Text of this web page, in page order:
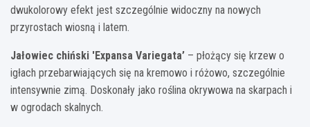
dwukolorowy efekt jest szczególnie widoczny na nowych
przyrostach wiosną i latem.
Jałowiec chiński 'Expansa Variegata’ – płożący się krzew o
igłach przebarwiających się na kremowo i różowo, szczególnie
intensywnie zimą. Doskonały jako roślina okrywowa na skarpach i
w ogrodach skalnych.